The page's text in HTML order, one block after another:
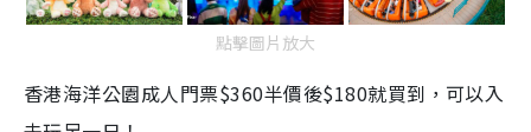
點擊圖片放大
香港海洋公園成人門票$360半價後$180就買到，可以入